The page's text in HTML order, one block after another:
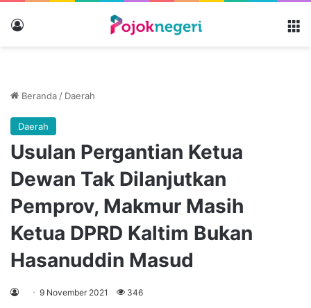
Beranda / Daerah
Daerah
Usulan Pergantian Ketua
Dewan Tak Dilanjutkan
Pemprov, Makmur Masih
Ketua DPRD Kaltim Bukan
Hasanuddin Masud
9 November 2021 346